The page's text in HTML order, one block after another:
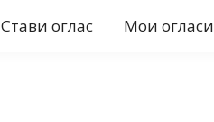
Стави оглас Мои огласи